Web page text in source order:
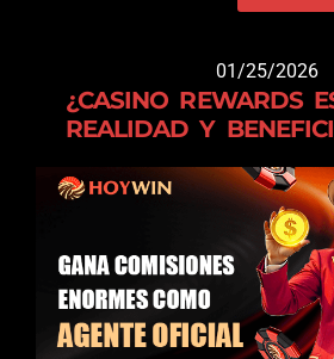
01/25/2026
¿CASINO REWARDS
REALIDAD Y